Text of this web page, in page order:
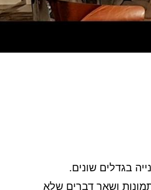
בגדלים שונים.
ושאר דברים שלא